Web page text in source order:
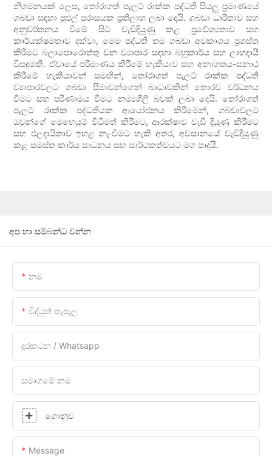
නිගමනයක් ලෙස, තෝරාගත් පැලට් රාක්ක පද්ධති සියලු ප්‍රමාණයේ
ගබඩා සඳහා පුළුල් පරාසයක ප්‍රතිලාභ ලබා දෙයි. ගබඩා ධාරිතාව සහ
අනුවර්තනය වීමේ සිට වැඩිදියුණු කළ ප්‍රවේශ්‍යතාව සහ
කාර්යක්ෂමතාව දක්වා, මෙම පද්ධති තම ගබඩා අවකාශය ප්‍රශස්ත
කිරීමට බලාපොරොත්තු වන ව්‍යාපාර සඳහා බහුකාර්ය සහ ලාභදායී
විසඳුමකි. ඒවායේ පරිමාණය කිරීමේ හැකියාව සහ අනාගතය-සනාථ
කිරීමේ හැකියාවන් සමඟින්, තෝරාගත් පැලට් රාක්ක පද්ධති
ව්‍යාපාරවලට ගබඩා සීමාවන්ගෙන් බාධාවකින් තොරව වර්ධනය
වීමට සහ පරිණාමය වීමට නම්‍යශීලී බවක් ලබා දෙයි. තෝරාගත්
පැලට් රාක්ක පද්ධතියක ආයෝජනය කිරීමෙන්, ගබඩාවලට
ඔවුන්ගේ මෙහෙයුම් විධිමත් කිරීමට, ආරක්ෂාව වැඩි දියුණු කිරීමට
සහ ඵලදායිතාව ඉහළ නැංවීමට හැකි අතර, අවසානයේ වැඩිදියුණු
කළ සමස්ත කාර්ය සාධනය සහ සාර්ථකත්වයට මග පාදයි.
අප හා සම්බන්ධ වන්න
නම
විද්යුත් තැපෑල
දුරකථන / Whatsapp
සමාගමේ නම
ගොනුව
Message